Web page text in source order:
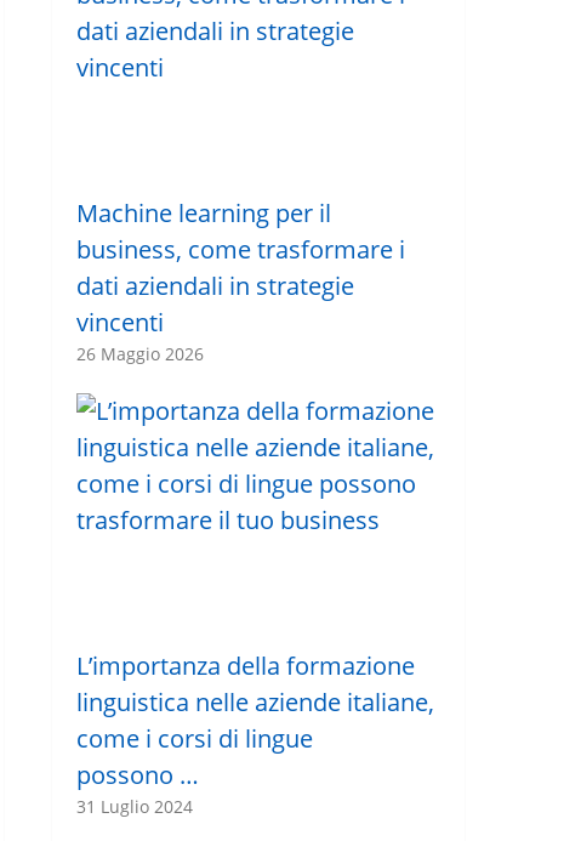
Machine learning per il
business, come trasformare i
dati aziendali in strategie
vincenti
26 Maggio 2026
L’importanza della formazione
linguistica nelle aziende italiane,
come i corsi di lingue
possono …
31 Luglio 2024